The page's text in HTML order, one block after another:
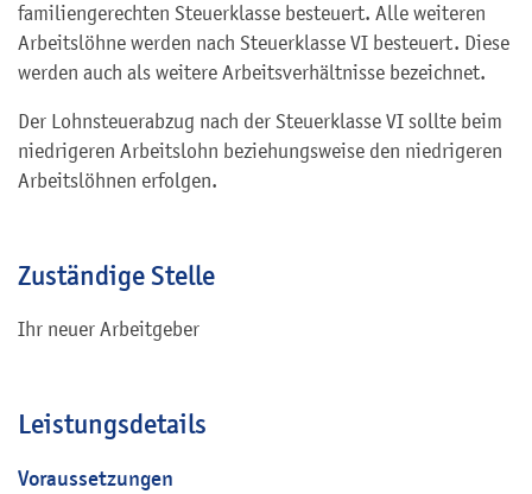
familiengerechten Steuerklasse besteuert. Alle weiteren
Arbeitslöhne werden nach Steuerklasse VI besteuert. Diese
werden auch als weitere Arbeitsverhältnisse bezeichnet.
Der Lohnsteuerabzug nach der Steuerklasse VI sollte beim
niedrigeren Arbeitslohn beziehungsweise den niedrigeren
Arbeitslöhnen erfolgen.
Zuständige Stelle
Ihr neuer Arbeitgeber
Leistungsdetails
Voraussetzungen